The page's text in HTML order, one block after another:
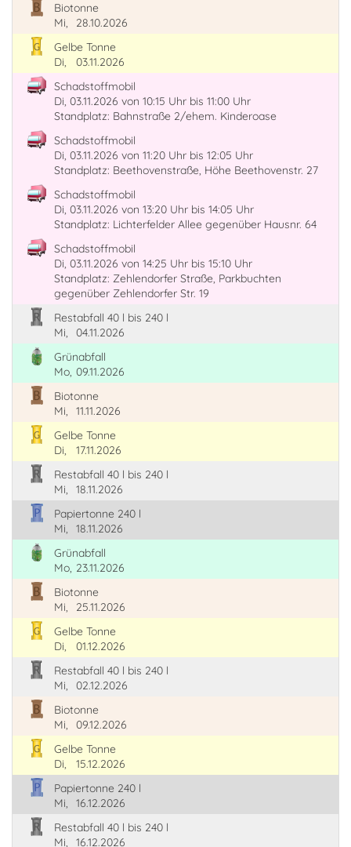
Biotonne
Mi,
28.10.2026
Gelbe Tonne
Di,
03.11.2026
Schadstoffmobil
Di, 03.11.2026 von 10:15 Uhr bis 11:00 Uhr
Standplatz: Bahnstraße 2/ehem. Kinderoase
Schadstoffmobil
Di, 03.11.2026 von 11:20 Uhr bis 12:05 Uhr
Standplatz: Beethovenstraße, Höhe Beethovenstr. 27
Schadstoffmobil
Di, 03.11.2026 von 13:20 Uhr bis 14:05 Uhr
Standplatz: Lichterfelder Allee gegenüber Hausnr. 64
Schadstoffmobil
Di, 03.11.2026 von 14:25 Uhr bis 15:10 Uhr
Standplatz: Zehlendorfer Straße, Parkbuchten
gegenüber Zehlendorfer Str. 19
Restabfall 40 l bis 240 l
Mi,
04.11.2026
Grünabfall
Mo, 09.11.2026
Biotonne
Mi,
11.11.2026
Gelbe Tonne
Di,
17.11.2026
Restabfall 40 l bis 240 l
Mi,
18.11.2026
Papiertonne 240 l
Mi,
18.11.2026
Grünabfall
Mo, 23.11.2026
Biotonne
Mi,
25.11.2026
Gelbe Tonne
Di,
01.12.2026
Restabfall 40 l bis 240 l
Mi,
02.12.2026
Biotonne
Mi,
09.12.2026
Gelbe Tonne
Di,
15.12.2026
Papiertonne 240 l
Mi,
16.12.2026
Restabfall 40 l bis 240 l
Mi,
16.12.2026